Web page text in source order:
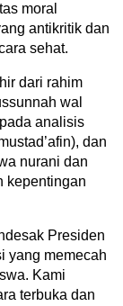
moral
antikritik dan
sehat.
dari rahim
wal
analisis
dan
nurani dan
kepentingan
Presiden
yang memecah
Kami
terbuka dan